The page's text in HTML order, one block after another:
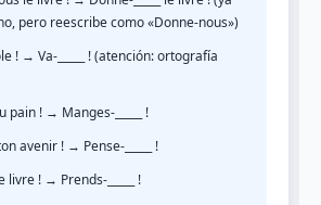
pero reescribe como «Donne-nous»)
! → Va-_____ ! (atención: ortografía
pain ! → Manges-_____ !
avenir ! → Pense-_____ !
livre ! → Prends-_____ !